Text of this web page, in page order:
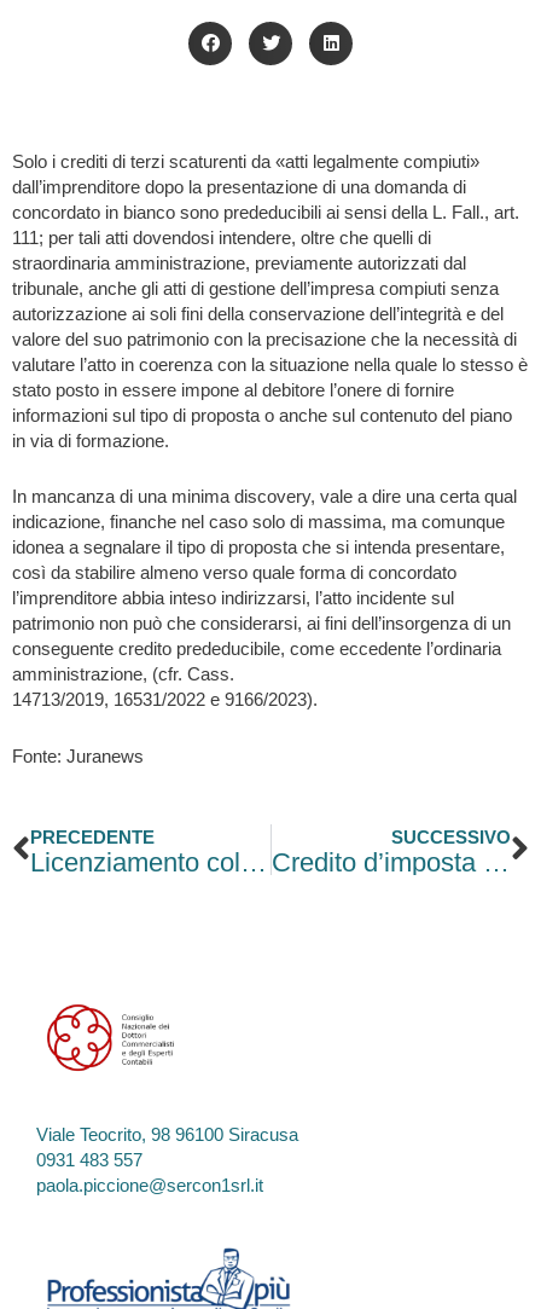
Solo i crediti di terzi scaturenti da «atti legalmente compiuti»
dall’imprenditore dopo la presentazione di una domanda di
concordato in bianco sono prededucibili ai sensi della L. Fall., art.
111; per tali atti dovendosi intendere, oltre che quelli di
straordinaria amministrazione, previamente autorizzati dal
tribunale, anche gli atti di gestione dell’impresa compiuti senza
autorizzazione ai soli fini della conservazione dell’integrità e del
valore del suo patrimonio con la precisazione che la necessità di
valutare l’atto in coerenza con la situazione nella quale lo stesso è
stato posto in essere impone al debitore l’onere di fornire
informazioni sul tipo di proposta o anche sul contenuto del piano
in via di formazione.
In mancanza di una minima discovery, vale a dire una certa qual
indicazione, finanche nel caso solo di massima, ma comunque
idonea a segnalare il tipo di proposta che si intenda presentare,
così da stabilire almeno verso quale forma di concordato
l’imprenditore abbia inteso indirizzarsi, l’atto incidente sul
patrimonio non può che considerarsi, ai fini dell’insorgenza di un
conseguente credito prededucibile, come eccedente l’ordinaria
amministrazione, (cfr. Cass.
14713/2019, 16531/2022 e 9166/2023).
Fonte: Juranews
Precedente
PRECEDENTE
Licenziamento collettivo per riduzione di personale
SUCCESSIVO
Credito d’imposta per investimenti in beni strumentali
Viale Teocrito, 98 96100 Siracusa
0931 483 557
paola.piccione@sercon1srl.it